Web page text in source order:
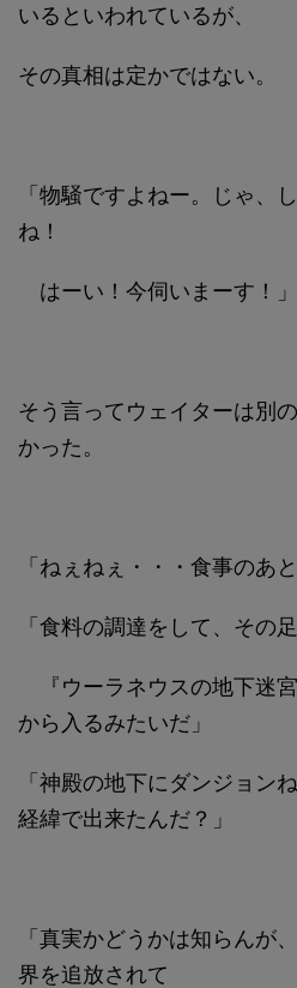
いるといわれているが、
その真相は定かではない。
「物騒ですよねー。じゃ、
ね！
はーい！今伺いまーす！」
そう言ってウェイターは別
かった。
「ねぇねぇ・・・食事のあ
「食料の調達をして、その
『ウーラネウスの地下迷
から入るみたいだ」
「神殿の地下にダンジョン
経緯で出来たんだ？」
「真実かどうかは知らんが
界を追放されて